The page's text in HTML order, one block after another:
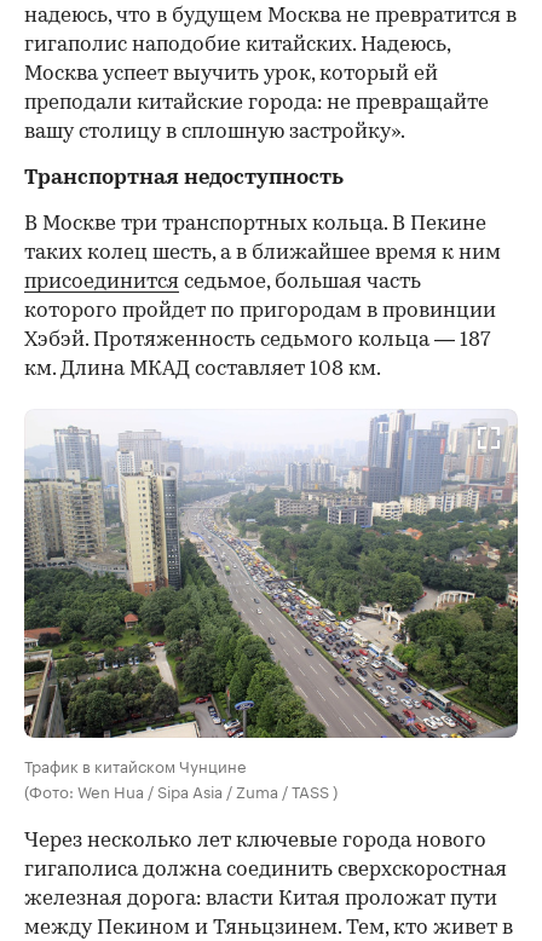
надеюсь, что в будущем Москва не превратится в
гигаполис наподобие китайских. Надеюсь,
Москва успеет выучить урок, который ей
преподали китайские города: не превращайте
вашу столицу в сплошную застройку».
Транспортная недоступность
В Москве три транспортных кольца. В Пекине
таких колец шесть, а в ближайшее время к ним
присоединится седьмое, большая часть
которого пройдет по пригородам в провинции
Хэбэй. Протяженность седьмого кольца — 187
км. Длина МКАД составляет 108 км.
Трафик в китайском Чунцине
(Фото: Wen Hua / Sipa Asia / Zuma / TASS )
Через несколько лет ключевые города нового
гигаполиса должна соединить сверхскоростная
железная дорога: власти Китая проложат пути
между Пекином и Тяньцзинем. Тем, кто живет в